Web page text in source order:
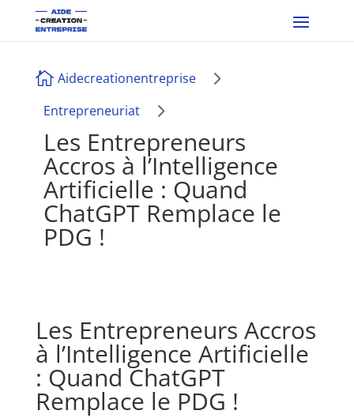
 Aidecreationentreprise 5
Entrepreneuriat 5
Les Entrepreneurs
Accros à l’Intelligence
Artificielle : Quand
ChatGPT Remplace le
PDG !
Les Entrepreneurs Accros
à l’Intelligence Artificielle
: Quand ChatGPT
Remplace le PDG !